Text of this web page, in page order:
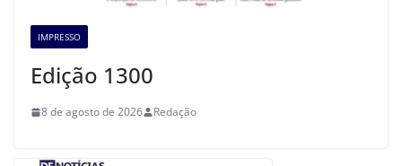
IMPRESSO
Edição 1300
8 de agosto de 2026 Redação